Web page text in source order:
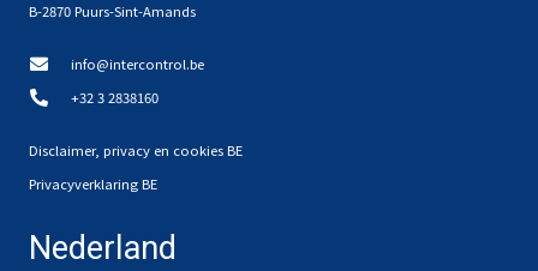
B-2870 Puurs-Sint-Amands
info@intercontrol.be
+32 3 2838160
Disclaimer, privacy en cookies BE
Privacyverklaring BE
Nederland